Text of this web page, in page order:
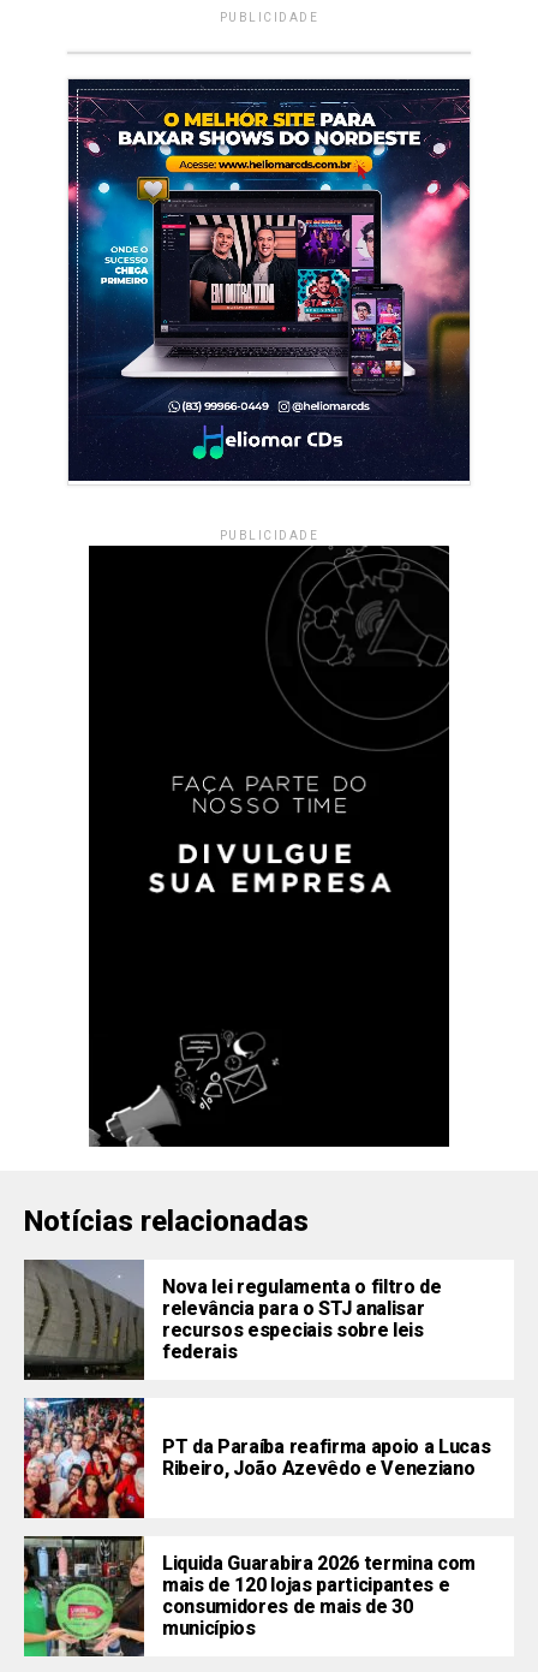
PUBLICIDADE
PUBLICIDADE
Notícias relacionadas
Nova lei regulamenta o filtro de
relevância para o STJ analisar
recursos especiais sobre leis
federais
PT da Paraíba reafirma apoio a Lucas
Ribeiro, João Azevêdo e Veneziano
Liquida Guarabira 2026 termina com
mais de 120 lojas participantes e
consumidores de mais de 30
municípios